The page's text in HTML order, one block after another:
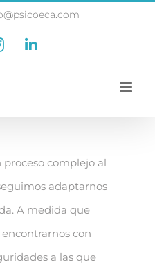
InstagramLinkedIn
complejo al
adaptarnos
A medida que
con
a las que